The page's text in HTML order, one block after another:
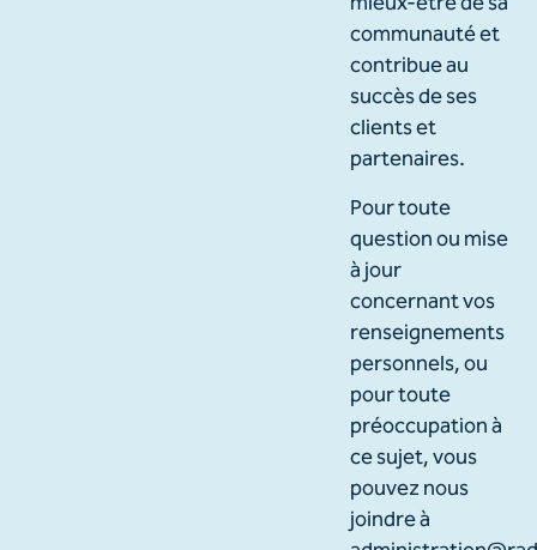
communauté et
contribue au
succès de ses
clients et
partenaires.
Pour toute
question ou mise
à jour
concernant vos
renseignements
personnels, ou
pour toute
préoccupation à
ce sujet, vous
pouvez nous
joindre à